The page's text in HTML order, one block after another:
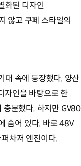
화된 디자인
않고 쿠페 스타일의
대 속에 등장했다. 양산
자인을 바탕으로 한
충분했다. 하지만 GV80
숨어 있다. 바로 48V
차저 엔진이다.